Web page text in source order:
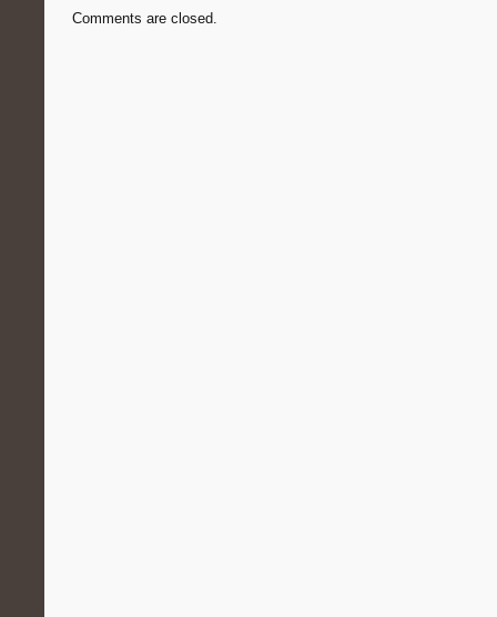
Comments are closed.